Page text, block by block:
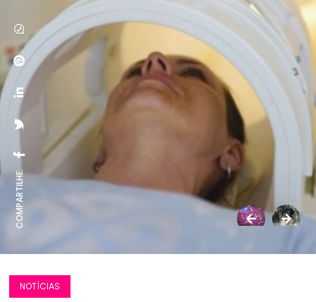
COMPARTILHE:
NOTÍCIAS